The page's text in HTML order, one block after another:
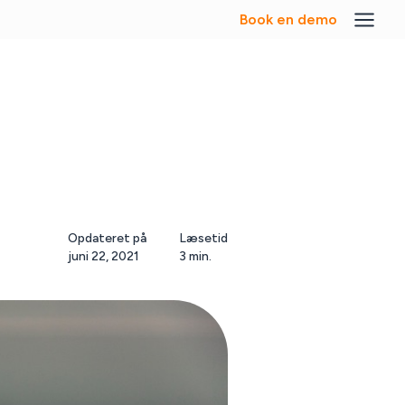
Book en demo
Opdateret på
juni 22, 2021
Læsetid
3 min.